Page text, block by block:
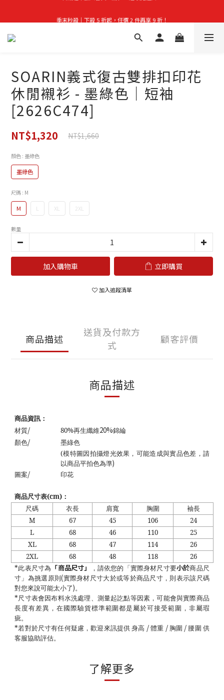
季末秒殺｜下殺 5 折起，任選 2 件再享 9 折！
👑立即成為VIP｜全館商品 75 折起！
SOARIN義式復古雙排扣印花
休閒襯衫 - 墨綠色｜短袖
[2626C474]
NT$1,320 NT$1,660
顏色 : 墨綠色
墨綠色
尺碼 : M
M L XL 2XL
數量
加入購物車 立即購買
加入追蹤清單
商品描述
送貨及付款方
式
顧客評價
商品描述
商品資訊：
材質/ 80%再生纖維20%錦綸
顏色/
墨綠色
(模特圖因拍攝燈光效果，可能造成與實品色差，請
以商品平拍色為準)
圖案/ 印花
商品尺寸表(cm) ：
尺碼
衣長 肩寬 胸圍
袖長
M
67 45 106
24
L
68 46 110
25
XL
68 47 114
26
2XL
68 48 118
26
*此表尺寸為 「商品尺寸」 ，請依您的「實際身材尺寸要小於商品尺
寸」為挑選原則(實際身材尺寸大於或等於商品尺寸，則表示該尺碼
對您來說可能太小了)。
*尺寸表會因布料水洗處理、測量起訖點等因素，可能會與實際商品
長度有差異，在國際驗貨標準範圍都是屬於可接受範圍，非屬瑕
疵。
*若對於尺寸有任何疑慮，歡迎來訊提供 身高 /體重 / 胸圍 / 腰圍 供
客服協助評估。
了解更多